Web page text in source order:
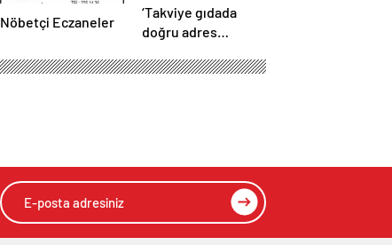
Nöbetçi Eczaneler
‘Takviye gıdada
doğru adres